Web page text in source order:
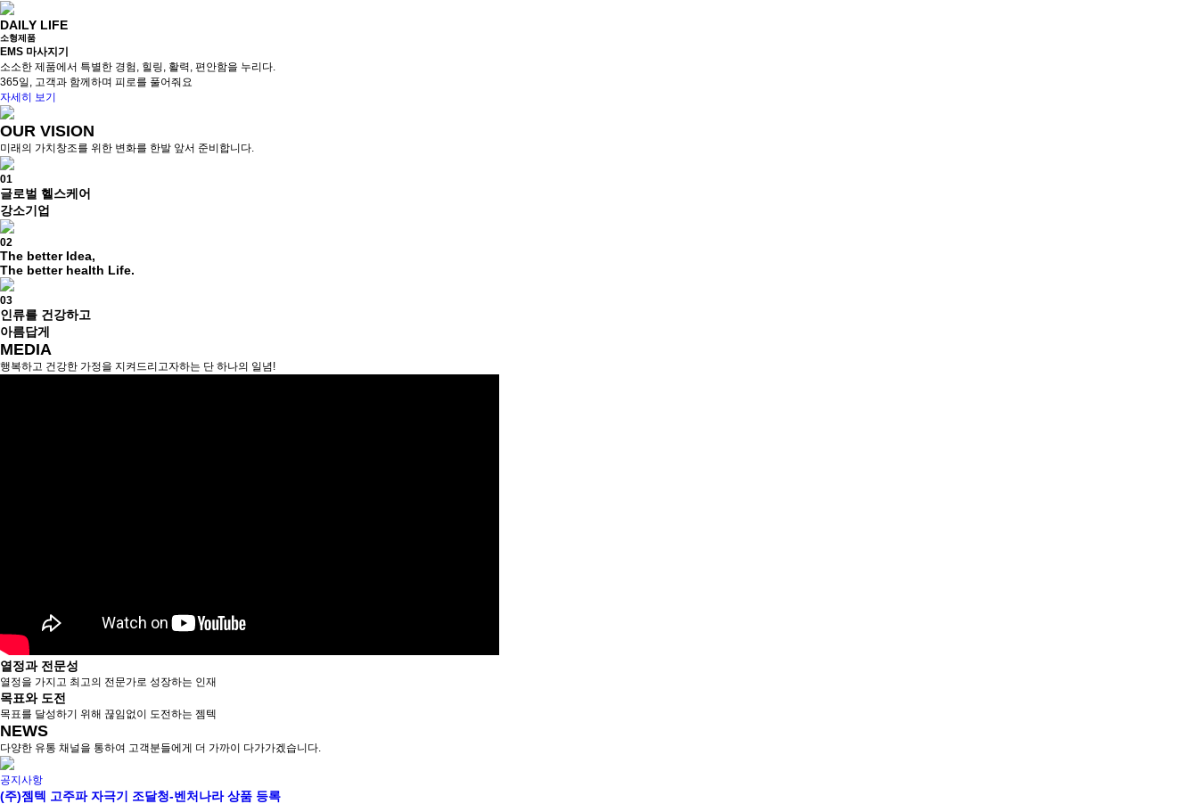
DAILY LIFE
소형제품
EMS 마사지기
소소한 제품에서 특별한 경험, 힐링, 활력, 편안함을 누리다.
365일, 고객과 함께하며 피로를 풀어줘요
자세히 보기
OUR VISION
미래의 가치창조를 위한 변화를 한발 앞서 준비합니다.
01
글로벌 헬스케어
강소기업
02
The better Idea,
The better health Life.
03
인류를 건강하고
아름답게
MEDIA
행복하고 건강한 가정을 지켜드리고자하는 단 하나의 일념!
열정과 전문성
열정을 가지고 최고의 전문가로 성장하는 인재
목표와 도전
목표를 달성하기 위해 끊임없이 도전하는 젬텍
NEWS
다양한 유통 채널을 통하여 고객분들에게 더 가까이 다가가겠습니다.
공지사항
(주)젬텍 고주파 자극기 조달청-벤처나라 상품 등록